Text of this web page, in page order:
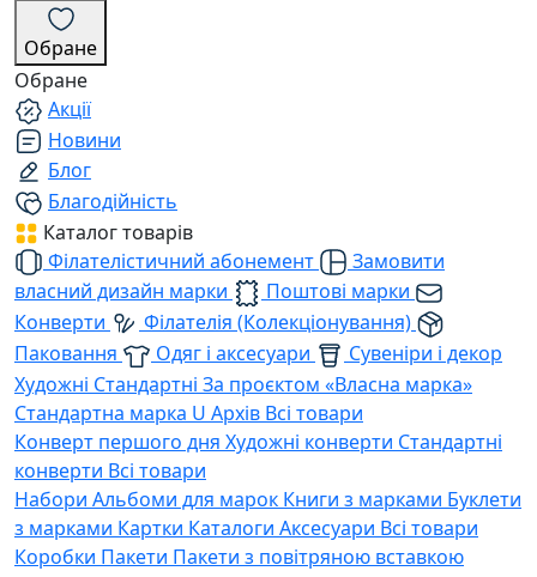
Обране
Обране
Акції
Новини
Блог
Благодійність
Каталог товарів
Філателістичний абонемент
Замовити
власний дизайн марки
Поштові марки
Конверти
Філателія (Колекціонування)
Паковання
Одяг і аксесуари
Сувеніри і декор
Художні Стандартні За проєктом «Власна марка»
Стандартна марка U Архів Всі товари
Конверт першого дня Художні конверти Стандартні
конверти Всі товари
Набори Альбоми для марок Книги з марками Буклети
з марками Картки Каталоги Аксесуари Всі товари
Коробки Пакети Пакети з повітряною вставкою